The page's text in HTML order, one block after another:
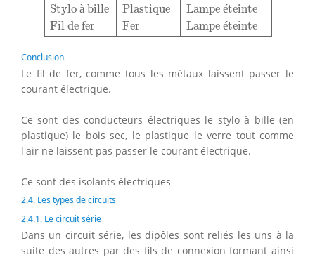
Stylo à bille Plastique Lampe éteinte
Fil de fer
Fer Lampe éteinte
Conclusion
Le fil de fer, comme tous les métaux laissent passer le
courant électrique.
Ce sont des conducteurs électriques le stylo à bille (en
plastique) le bois sec, le plastique le verre tout comme
l'air ne laissent pas passer le courant électrique.
Ce sont des isolants électriques
2.4. Les types de circuits
2.4.1. Le circuit série
Dans un circuit série, les dipôles sont reliés les uns à la
suite des autres par des fils de connexion formant ainsi